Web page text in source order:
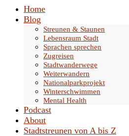
Home
Blog
Streunen & Staunen
Lebensraum Stadt
Sprachen sprechen
Zugreisen
Stadtwanderwege
Weiterwandern
Nationalparkprojekt
Winterschwimmen
Mental Health
Podcast
About
Stadtstreunen von A bis Z